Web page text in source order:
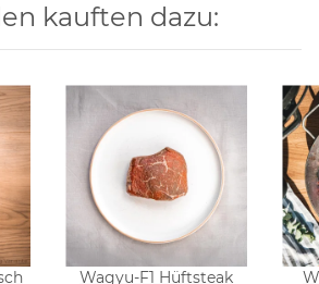
kauften dazu:
Wagyu-F1 Hüftsteak